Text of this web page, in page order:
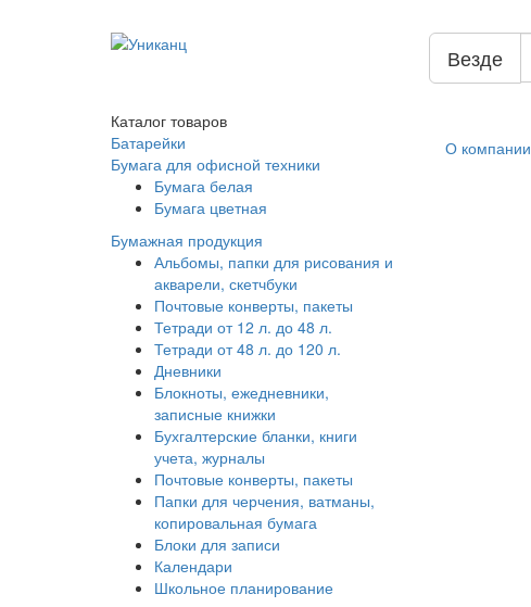
Везде
Каталог товаров
Батарейки
Бумага для офисной техники
Бумага белая
Бумага цветная
Бумажная продукция
Альбомы, папки для рисования и
акварели, скетчбуки
Почтовые конверты, пакеты
Тетради от 12 л. до 48 л.
Тетради от 48 л. до 120 л.
Дневники
Блокноты, ежедневники,
записные книжки
Бухгалтерские бланки, книги
учета, журналы
Почтовые конверты, пакеты
Папки для черчения, ватманы,
копировальная бумага
Блоки для записи
Календари
Школьное планирование
О компании